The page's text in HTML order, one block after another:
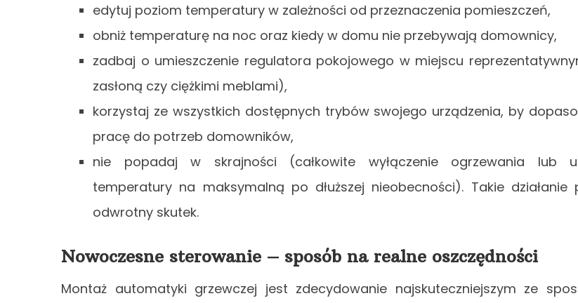
edytuj poziom temperatury w zależności od przeznaczenia pomieszczeń,
obniż temperaturę na noc oraz kiedy w domu nie przebywają domownicy,
zadbaj o umieszczenie regulatora pokojowego w miejscu
zasłoną czy ciężkimi meblami),
korzystaj ze wszystkich dostępnych trybów swojego urządzenia, by
pracę do potrzeb domowników,
nie popadaj w skrajności (całkowite wyłączenie ogrzewania lub
temperatury na maksymalną po dłuższej nieobecności). Takie działanie
odwrotny skutek.
Nowoczesne sterowanie – sposób na realne oszczędności
Montaż automatyki grzewczej jest zdecydowanie najskuteczniejszym ze